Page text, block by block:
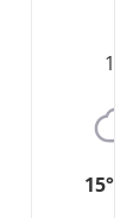
13
15°C